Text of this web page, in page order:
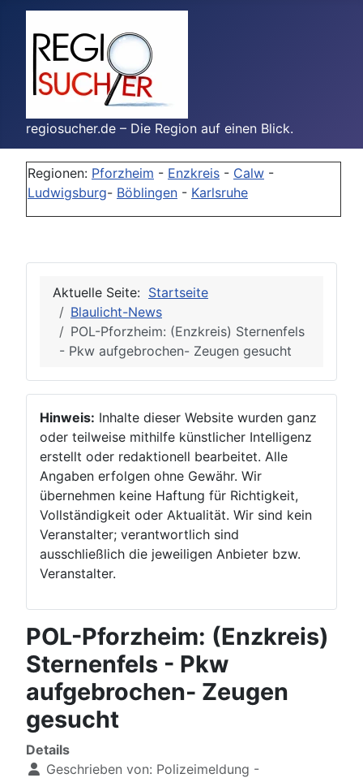
regiosucher.de – Die Region auf einen Blick.
Regionen: Pforzheim - Enzkreis - Calw -
Ludwigsburg- Böblingen - Karlsruhe
Aktuelle Seite: Startseite
Blaulicht-News
POL-Pforzheim: (Enzkreis) Sternenfels
- Pkw aufgebrochen- Zeugen gesucht
Hinweis: Inhalte dieser Website wurden ganz
oder teilweise mithilfe künstlicher Intelligenz
erstellt oder redaktionell bearbeitet. Alle
Angaben erfolgen ohne Gewähr. Wir
übernehmen keine Haftung für Richtigkeit,
Vollständigkeit oder Aktualität. Wir sind kein
Veranstalter; verantwortlich sind
ausschließlich die jeweiligen Anbieter bzw.
Veranstalter.
POL-Pforzheim: (Enzkreis)
Sternenfels - Pkw
aufgebrochen- Zeugen
gesucht
Details
Geschrieben von: Polizeimeldung -